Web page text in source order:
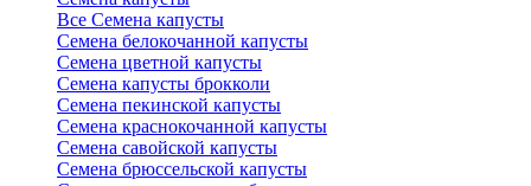
Все Семена капусты
Семена белокочанной капусты
Семена цветной капусты
Семена капусты брокколи
Семена пекинской капусты
Семена краснокочанной капусты
Семена савойской капусты
Семена брюссельской капусты